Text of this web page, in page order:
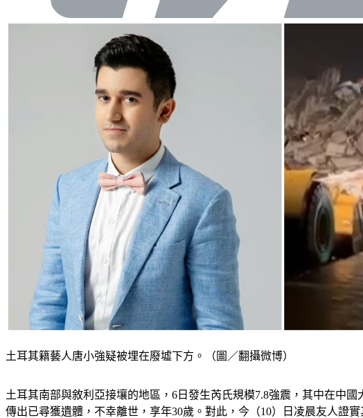
土耳其籍藝人唐小強疑被埋在廢墟下方。（圖／翻攝微博）
土耳其南部與敘利亞接壤的地區，6日發生芮氏規模7.8強震，其中在中
傳出已尋獲遺體，不幸離世，享年30歲。對此，今（10）日凌晨友人證